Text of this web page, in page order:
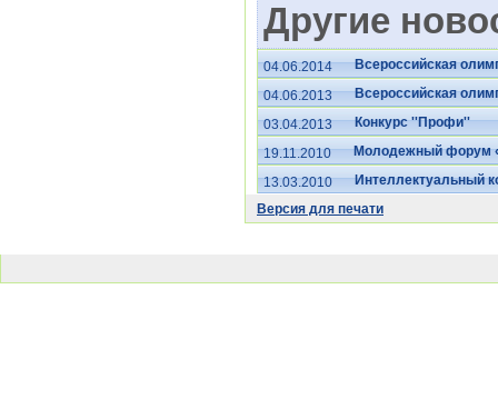
Другие
04.06.2014
Всероссийская
04.06.2013
Всероссийская
03.04.2013
Конкурс ''Профи''
19.11.2010
Молодежный форум
13.03.2010
Интеллектуальный
Версия для печати